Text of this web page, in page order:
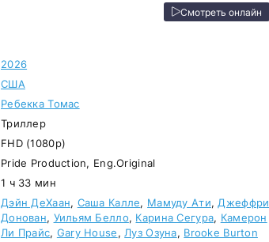
Смотреть онлайн
2026
США
Ребекка Томас
Триллер
FHD (1080p)
Pride Production, Eng.Original
1 ч 33 мин
Дэйн ДеХаан, Саша Калле, Мамуду Ати, Джеффри
Донован, Уильям Белло, Карина Сегура, Камерон
Ли Прайс, Gary House, Луз Озуна, Brooke Burton